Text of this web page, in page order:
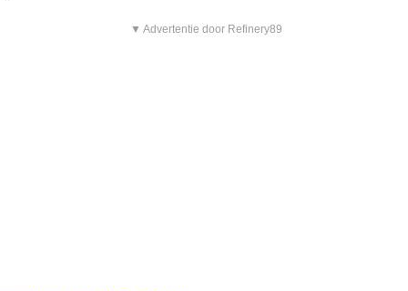
▼ Advertentie door Refinery89